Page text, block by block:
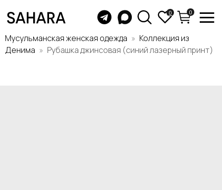
Мусульманская женская одежда
Коллекция из
Денима
Рубашка джинсовая (синий лазерный принт)